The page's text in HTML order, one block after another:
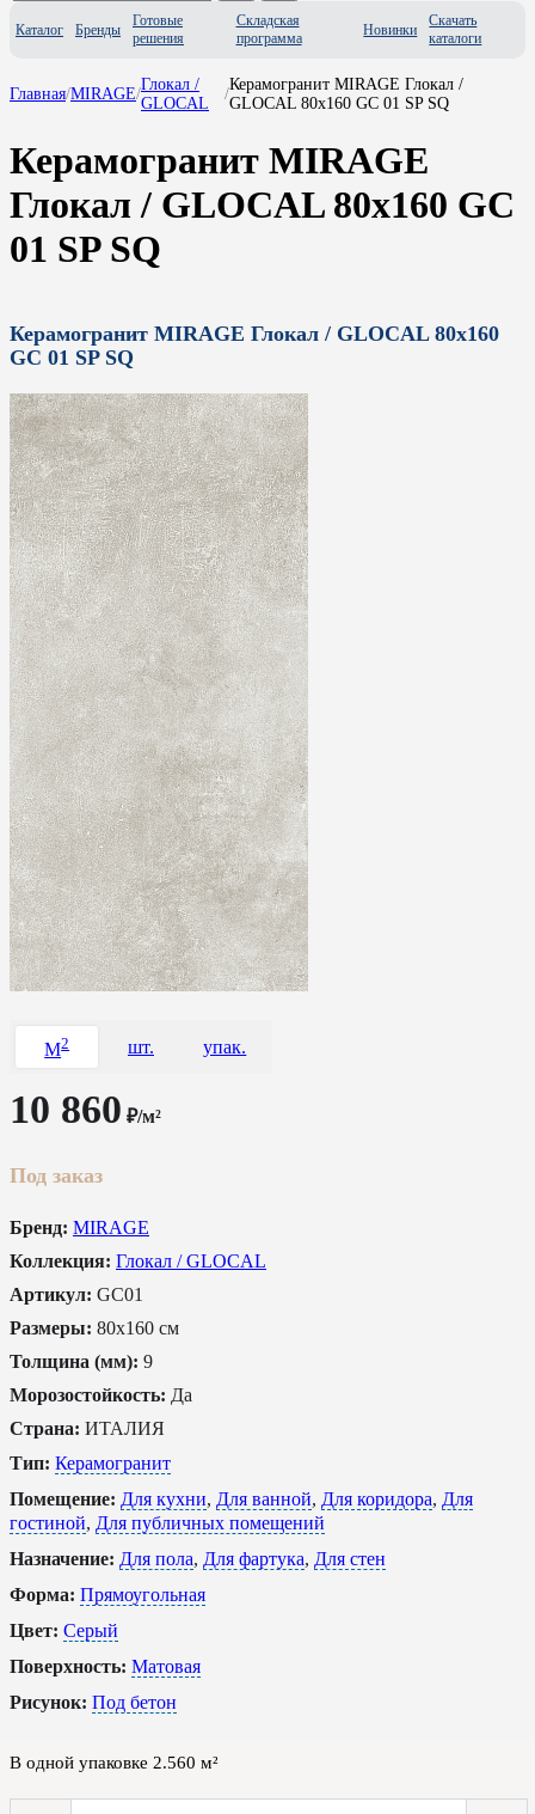
Каталог Бренды
Готовые
решения
Складская
программа
Новинки
Скачать
каталоги
Главная/MIRAGE/
Глокал /
GLOCAL
/
Керамогранит MIRAGE Глокал /
GLOCAL 80x160 GC 01 SP SQ
Керамогранит MIRAGE
Глокал / GLOCAL 80x160 GC
01 SP SQ
Керамогранит MIRAGE Глокал / GLOCAL 80x160
GC 01 SP SQ
M2 шт. упак.
10 860 ₽/м²
Под заказ
Бренд: MIRAGE
Коллекция: Глокал / GLOCAL
Артикул: GC01
Размеры: 80x160 см
Толщина (мм): 9
Морозостойкость: Да
Страна: ИТАЛИЯ
Тип: Керамогранит
Помещение: Для кухни, Для ванной, Для коридора, Для
гостиной, Для публичных помещений
Назначение: Для пола, Для фартука, Для стен
Форма: Прямоугольная
Цвет: Серый
Поверхность: Матовая
Рисунок: Под бетон
В одной упаковке 2.560 м²